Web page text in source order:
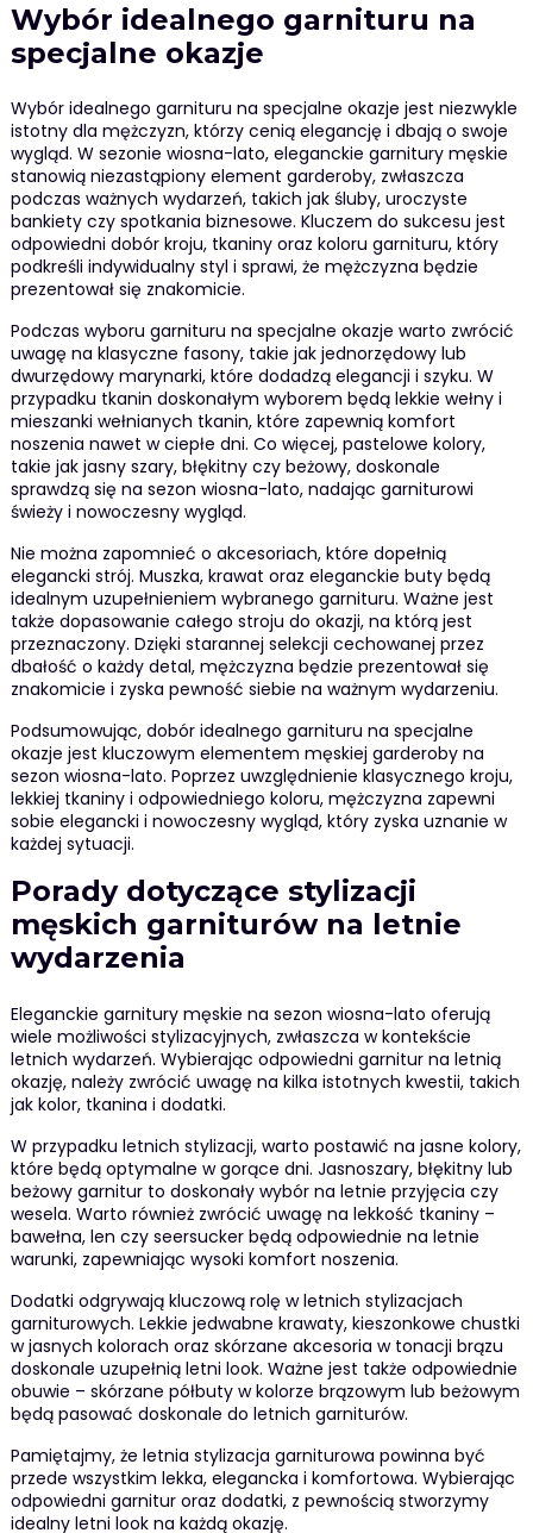
Wybór idealnego garnituru na
specjalne okazje
Wybór idealnego garnituru na specjalne okazje jest niezwykle
istotny dla mężczyzn, którzy cenią elegancję i dbają o swoje
wygląd. W sezonie wiosna-lato, eleganckie garnitury męskie
stanowią niezastąpiony element garderoby, zwłaszcza
podczas ważnych wydarzeń, takich jak śluby, uroczyste
bankiety czy spotkania biznesowe. Kluczem do sukcesu jest
odpowiedni dobór kroju, tkaniny oraz koloru garnituru, który
podkreśli indywidualny styl i sprawi, że mężczyzna będzie
prezentował się znakomicie.
Podczas wyboru garnituru na specjalne okazje warto zwrócić
uwagę na klasyczne fasony, takie jak jednorzędowy lub
dwurzędowy marynarki, które dodadzą elegancji i szyku. W
przypadku tkanin doskonałym wyborem będą lekkie wełny i
mieszanki wełnianych tkanin, które zapewnią komfort
noszenia nawet w ciepłe dni. Co więcej, pastelowe kolory,
takie jak jasny szary, błękitny czy beżowy, doskonale
sprawdzą się na sezon wiosna-lato, nadając garniturowi
świeży i nowoczesny wygląd.
Nie można zapomnieć o akcesoriach, które dopełnią
elegancki strój. Muszka, krawat oraz eleganckie buty będą
idealnym uzupełnieniem wybranego garnituru. Ważne jest
także dopasowanie całego stroju do okazji, na którą jest
przeznaczony. Dzięki starannej selekcji cechowanej przez
dbałość o każdy detal, mężczyzna będzie prezentował się
znakomicie i zyska pewność siebie na ważnym wydarzeniu.
Podsumowując, dobór idealnego garnituru na specjalne
okazje jest kluczowym elementem męskiej garderoby na
sezon wiosna-lato. Poprzez uwzględnienie klasycznego kroju,
lekkiej tkaniny i odpowiedniego koloru, mężczyzna zapewni
sobie elegancki i nowoczesny wygląd, który zyska uznanie w
każdej sytuacji.
Porady dotyczące stylizacji
męskich garniturów na letnie
wydarzenia
Eleganckie garnitury męskie na sezon wiosna-lato oferują
wiele możliwości stylizacyjnych, zwłaszcza w kontekście
letnich wydarzeń. Wybierając odpowiedni garnitur na letnią
okazję, należy zwrócić uwagę na kilka istotnych kwestii, takich
jak kolor, tkanina i dodatki.
W przypadku letnich stylizacji, warto postawić na jasne kolory,
które będą optymalne w gorące dni. Jasnoszary, błękitny lub
beżowy garnitur to doskonały wybór na letnie przyjęcia czy
wesela. Warto również zwrócić uwagę na lekkość tkaniny –
bawełna, len czy seersucker będą odpowiednie na letnie
warunki, zapewniając wysoki komfort noszenia.
Dodatki odgrywają kluczową rolę w letnich stylizacjach
garniturowych. Lekkie jedwabne krawaty, kieszonkowe chustki
w jasnych kolorach oraz skórzane akcesoria w tonacji brązu
doskonale uzupełnią letni look. Ważne jest także odpowiednie
obuwie – skórzane półbuty w kolorze brązowym lub beżowym
będą pasować doskonale do letnich garniturów.
Pamiętajmy, że letnia stylizacja garniturowa powinna być
przede wszystkim lekka, elegancka i komfortowa. Wybierając
odpowiedni garnitur oraz dodatki, z pewnością stworzymy
idealny letni look na każdą okazję.